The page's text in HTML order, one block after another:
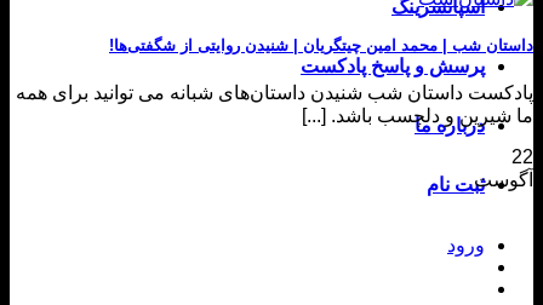
اسپانسرینگ
پرسش و پاسخ پادکست
درباره ما
ثبت نام
ورود
داستان شب | محمد امین چیتگریان | شنیدن روایتی از شگفتی‌ها!
پادکست داستان شب شنیدن داستان‌های شبانه می توانید برای همه
ما شیرین و دلچسب باشد. [...]
22
آگوست